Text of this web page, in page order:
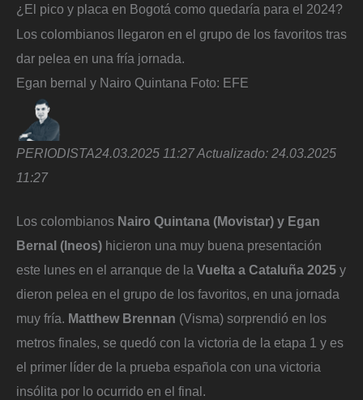
¿El pico y placa en Bogotá como quedaría para el 2024?
Los colombianos llegaron en el grupo de los favoritos tras
dar pelea en una fría jornada.
Egan bernal y Nairo Quintana Foto: EFE
PERIODISTA24.03.2025 11:27Actualizado: 24.03.2025
11:27
Los colombianos Nairo Quintana (Movistar) y Egan
Bernal (Ineos) hicieron una muy buena presentación
este lunes en el arranque de la Vuelta a Cataluña 2025 y
dieron pelea en el grupo de los favoritos, en una jornada
muy fría. Matthew Brennan (Visma) sorprendió en los
metros finales, se quedó con la victoria de la etapa 1 y es
el primer líder de la prueba española con una victoria
insólita por lo ocurrido en el final.